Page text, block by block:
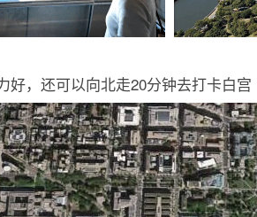
好，还可以向北走20分钟去打卡白宫